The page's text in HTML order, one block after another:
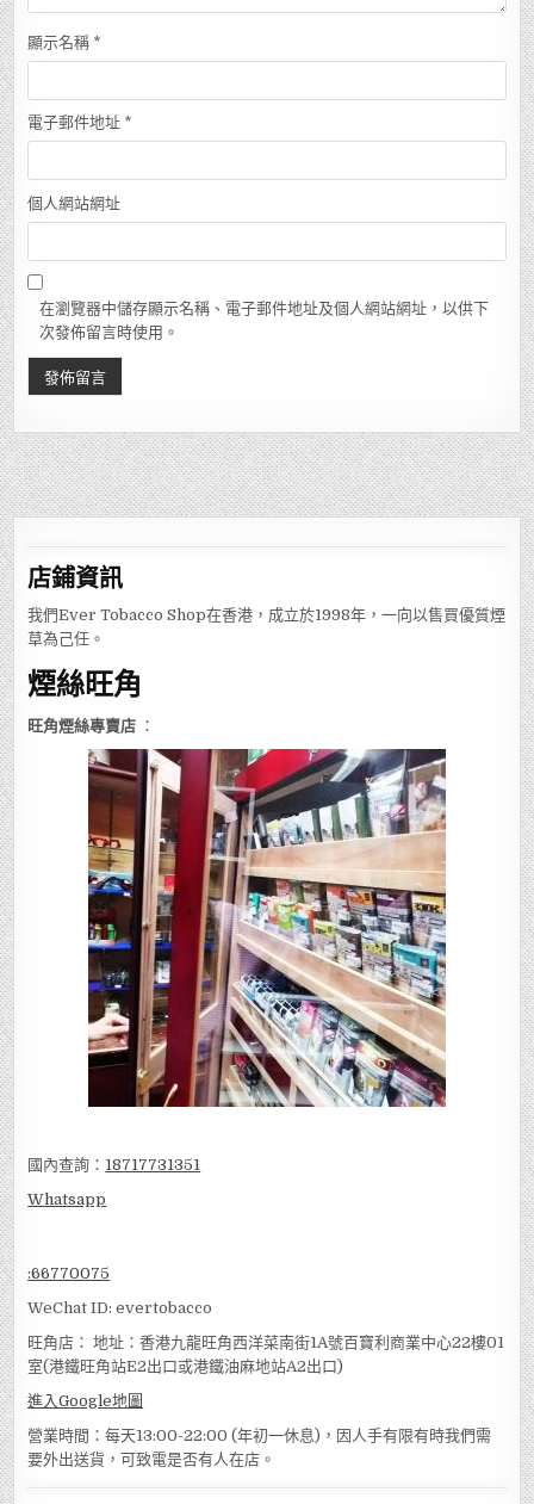
顯示名稱 *
電子郵件地址 *
個人網站網址
在瀏覽器中儲存顯示名稱、電子郵件地址及個人網站網址，以供下
次發佈留言時使用。
店鋪資訊
我們Ever Tobacco Shop在香港，成立於1998年，一向以售買優質煙
草為己任。
煙絲旺角
旺角煙絲專賣店 ：
國內查詢： 18717731351
Whatsapp
WeChat ID: evertobacco
旺角店： 地址：香港九龍旺角西洋菜南街1A號百寶利商業中心22樓01
室(港鐵旺角站E2出口或港鐵油麻地站A2出口)
進入Google地圖
營業時間：每天13:00-22:00 (年初一休息)，因人手有限有時我們需